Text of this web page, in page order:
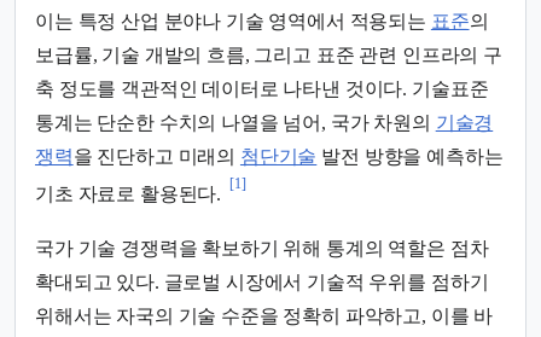
이는 특정 산업 분야나 기술 영역에서 적용되는 표준의
보급률, 기술 개발의 흐름, 그리고 표준 관련 인프라의 구
축 정도를 객관적인 데이터로 나타낸 것이다. 기술표준
통계는 단순한 수치의 나열을 넘어, 국가 차원의 기술경
쟁력을 진단하고 미래의 첨단기술 발전 방향을 예측하는
기초 자료로 활용된다.
[1]
국가 기술 경쟁력을 확보하기 위해 통계의 역할은 점차
확대되고 있다. 글로벌 시장에서 기술적 우위를 점하기
위해서는 자국의 기술 수준을 정확히 파악하고, 이를 바